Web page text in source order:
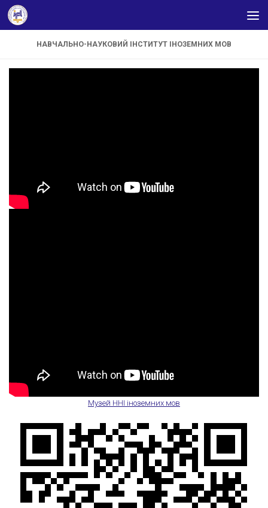
Skip to content
НАВЧАЛЬНО-НАУКОВИЙ ІНСТИТУТ ІНОЗЕМНИХ МОВ
Музей ННІ іноземних мов